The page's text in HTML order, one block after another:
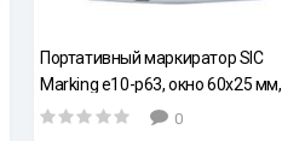
Портативный маркиратор SIC
Marking e10-p63, окно 60x25 мм,
кабель 7.5 м
0